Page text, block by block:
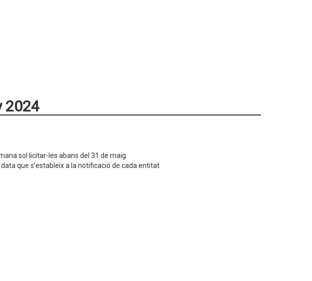
2024
sol·licitar-les abans del 31 de maig.
que s’estableix a la notificació de cada entitat